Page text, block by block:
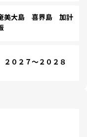
美大島 喜界島 加計
０２７～２０２８